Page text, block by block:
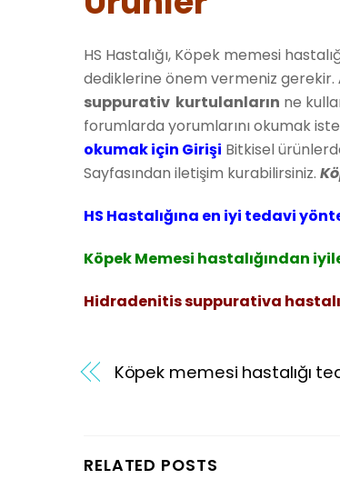
HS Hastalığı, Köpek memesi
dediklerine önem vermeniz gerekir.
suppurativ kurtulanların ne
forumlarda yorumlarını okumak
okumak için Girişi Bitkisel
Sayfasından iletişim kurabilirsiniz.
HS Hastalığına en iyi tedavi
Köpek Memesi hastalığından
Hidradenitis suppurativa
Köpek memesi hastalığı
RELATED POSTS